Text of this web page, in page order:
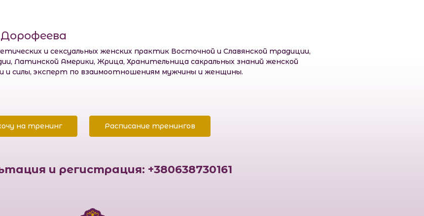
и сексуальных женских практик Восточной и Славянской традиции,
Латинской Америки, Жрица, Хранительница сакральных знаний женской
и силы, эксперт по взаимоотношениям мужчины и женщины.
на тренинг Расписание тренингов
и регистрация: +380638730161